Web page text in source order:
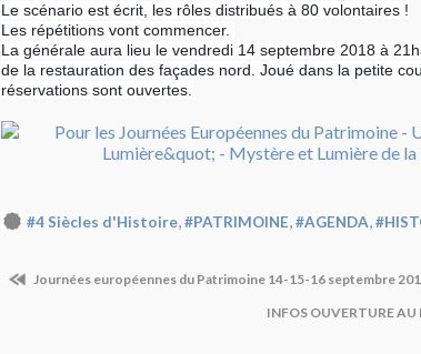
Le scénario est écrit, les rôles distribués à 80 volontaires !
Les répétitions vont commencer.
La générale aura lieu le vendredi 14 septembre 2018 à
de la restauration des façades nord. Joué dans la petite
réservations sont ouvertes.
#4 Siècles d'Histoire,#PATRIMOINE,#AGENDA,
Journées européennes du Patrimoine 14-15-16 septembre
INFOS OUVERTURE